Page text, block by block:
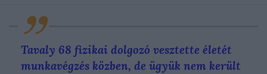
Tavaly 68 fizikai dolgozó vesztette életét
munkavégzés közben, de ügyük nem került